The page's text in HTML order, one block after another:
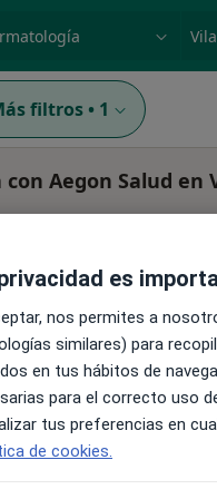
enfermedad o
filtros • 1
Aegon Salud en
- Centro
más
es
nos permites a
similares) para
en tus hábitos de
para el correcto uso
tus preferencias en
de cookies.